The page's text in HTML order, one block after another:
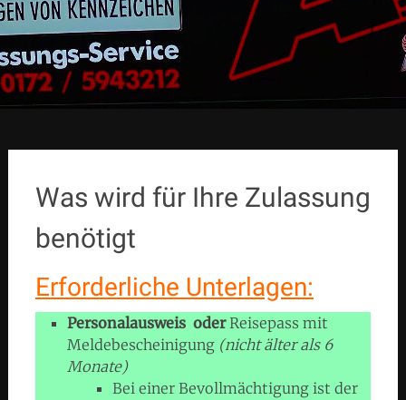
Was wird für Ihre Zulassung
benötigt
Erforderliche Unterlagen:
Personalausweis oderReisepass mit
Meldebescheinigung (nicht älter als 6
Monate)
Bei einer Bevollmächtigung ist der